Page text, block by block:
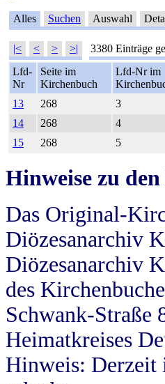
Alles Suchen Auswahl
|< < > >| 3380 Einträge
Lfd-
Nr
Seite im
Kirchenbuch
Lfd-Nr im
13
268 3
14
268 4
15
268 5
Hinweise zu
Das Original-
Diözesanarchiv
Diözesanarchiv
des
Schwank-Straße
Heimatkreises
Hinweis: Derzeit